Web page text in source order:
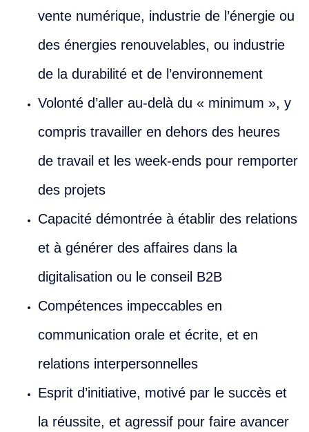
vente numérique, industrie de l’énergie ou
des énergies renouvelables, ou industrie
de la durabilité et de l’environnement
Volonté d’aller au-delà du « minimum », y
compris travailler en dehors des heures
de travail et les week-ends pour remporter
des projets
Capacité démontrée à établir des relations
et à générer des affaires dans la
digitalisation ou le conseil B2B
Compétences impeccables en
communication orale et écrite, et en
relations interpersonnelles
Esprit d’initiative, motivé par le succès et
la réussite, et agressif pour faire avancer